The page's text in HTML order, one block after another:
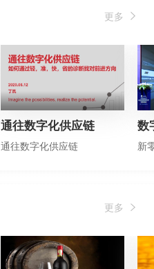
更多
通往数字化供应链
通往数字化供应链
数
更多